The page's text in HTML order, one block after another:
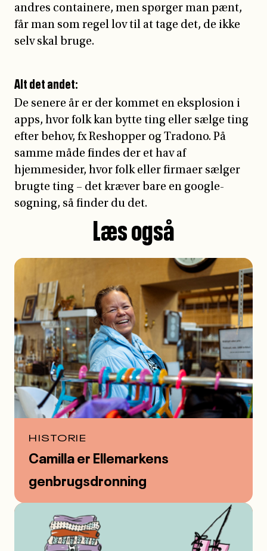
andres containere, men spørger man pænt,
får man som regel lov til at tage det, de ikke
selv skal bruge.
Alt det andet:
De senere år er der kommet en eksplosion i
apps, hvor folk kan bytte ting eller sælge ting
efter behov, fx Reshopper og Tradono. På
samme måde findes der et hav af
hjemmesider, hvor folk eller firmaer sælger
brugte ting – det kræver bare en google-
søgning, så finder du det.